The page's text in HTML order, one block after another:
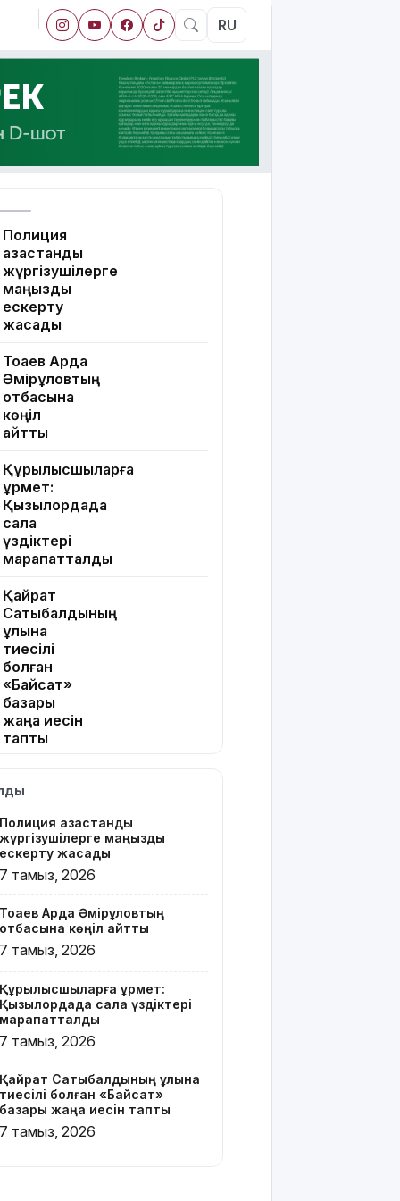
RU
Полиция
қазақстандық
жүргізушілерге
маңызды
ескерту
жасады
Тоқаев Ардақ
Әмірқұловтың
отбасына
көңіл
айтты
Құрылысшыларға
құрмет:
Қызылордада
сала
үздіктері
марапатталды
Қайрат
Сатыбалдының
ұлына
тиесілі
болған
«Байсат»
базары
жаңа иесін
тапты
Z белгісі
киген
жолаушы
қызу талқыға
түсті
Президент
Солтүстік
Қазақстан
90
жылдығымен
құттықтады
алаяқтығының
жаңа түрі
туралы
ескерту
Полиция қазақстандық
жүргізушілерге маңызды
ескерту жасады
7 тамыз, 2026
Тоқаев Ардақ Әмірқұловтың
отбасына көңіл айтты
7 тамыз, 2026
Құрылысшыларға құрмет:
Қызылордада сала үздіктері
марапатталды
7 тамыз, 2026
Қайрат Сатыбалдының ұлына
тиесілі болған «Байсат»
базары жаңа иесін тапты
7 тамыз, 2026